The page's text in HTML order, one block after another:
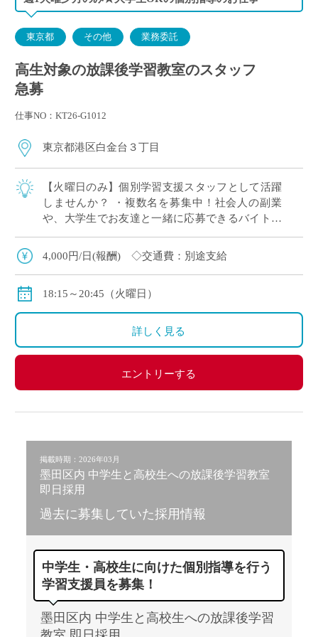
東京都 その他 業務委託
高生対象の放課後学習教室のスタッフ
急募
仕事NO：KT26-G1012
東京都港区白金台３丁目
【火曜日のみ】個別学習支援スタッフとして活躍
しませんか？ ・複数名を募集中！社会人の副業
や、大学生でお友達と一緒に応募できるバイトを
内！ ・高校生を対象とした学習支援！
4,000円/日(報酬) ◇交通費：別途支給
18:15～20:45（火曜日）
詳しく見る
エントリーする
掲載時期：2026年03月
墨田区内 中学生と高校生への放課後学習教室
即日採用
過去に募集していた採用情報
中学生・高校生に向けた個別指導を行う
学習支援員を募集！
墨田区内 中学生と高校生への放課後学習